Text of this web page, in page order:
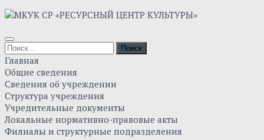
Главная
Общие сведения
Сведения об учреждении
Структура учреждения
Учредительные документы
Локальные нормативно-правовые акты
Филиалы и структурные подразделения